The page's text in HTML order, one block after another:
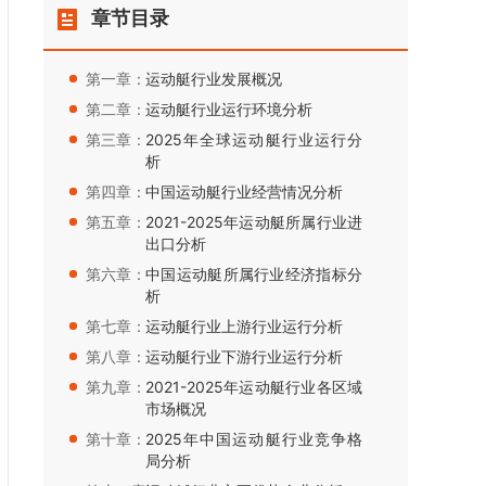
章节目录
第一章：运动艇行业发展概况
第二章：运动艇行业运行环境分析
第三章： 2025年全球运动艇行业运行分
析
第四章：中国运动艇行业经营情况分析
第五章： 2021-2025年运动艇所属行业进
出口分析
第六章：中国运动艇所属行业经济指标分
析
第七章：运动艇行业上游行业运行分析
第八章：运动艇行业下游行业运行分析
第九章： 2021-2025年运动艇行业各区域
市场概况
第十章： 2025年中国运动艇行业竞争格
局分析